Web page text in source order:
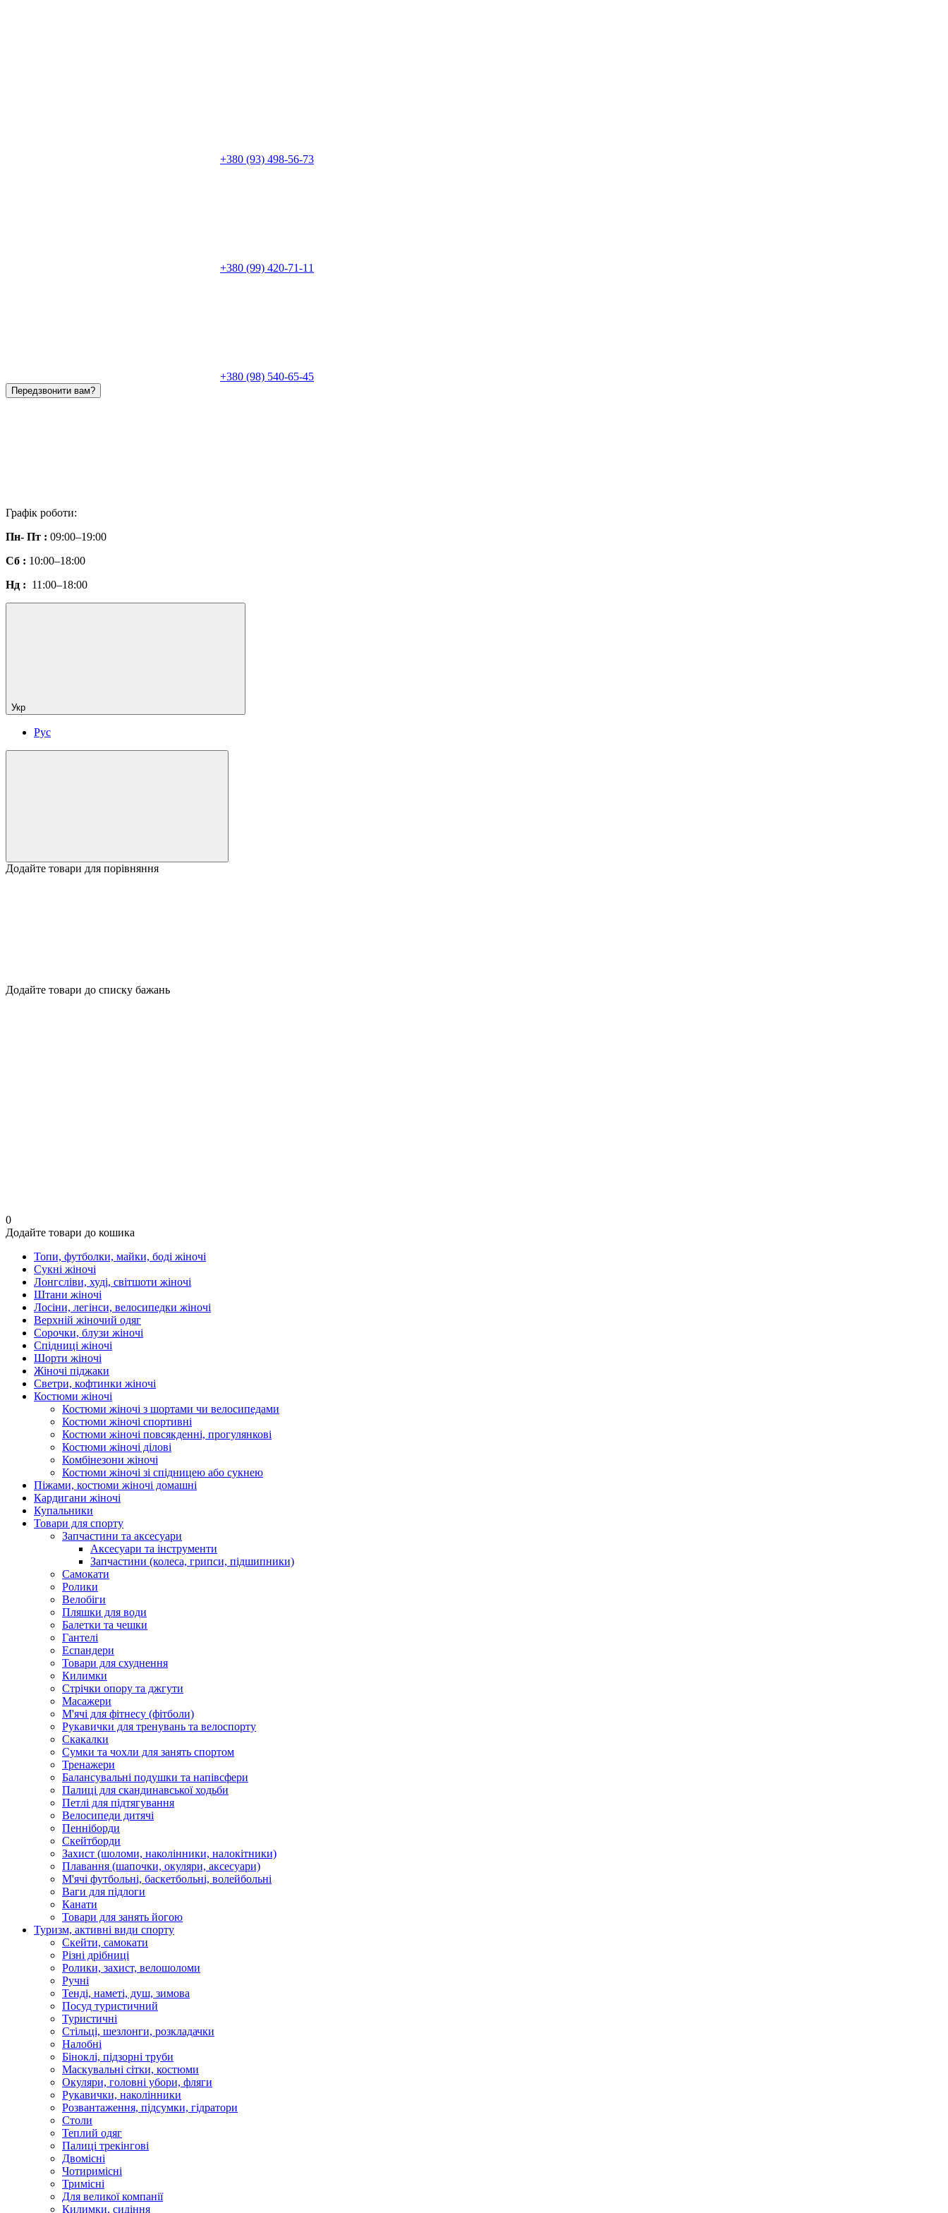
+380 (93) 498-56-73
+380 (99) 420-71-11
+380 (98) 540-65-45
Передзвонити вам?
Графік роботи:
Пн- Пт : 09:00–19:00
Сб : 10:00–18:00
Нд : 11:00–18:00
Укр
Рус
Додайте товари для порівняння
Додайте товари до списку бажань
0
Додайте товари до кошика
Топи, футболки, майки, боді жіночі
Сукні жіночі
Лонгсліви, худі, світшоти жіночі
Штани жіночі
Лосіни, легінси, велосипедки жіночі
Верхній жіночий одяг
Сорочки, блузи жіночі
Спідниці жіночі
Шорти жіночі
Жіночі піджаки
Светри, кофтинки жіночі
Костюми жіночі
Костюми жіночі з шортами чи велосипедами
Костюми жіночі спортивні
Костюми жіночі повсякденні, прогулянкові
Костюми жіночі ділові
Комбінезони жіночі
Костюми жіночі зі спідницею або сукнею
Піжами, костюми жіночі домашні
Кардигани жіночі
Купальники
Товари для спорту
Запчастини та аксесуари
Аксесуари та інструменти
Запчастини (колеса, грипси, підшипники)
Самокати
Ролики
Велобіги
Пляшки для води
Балетки та чешки
Гантелі
Еспандери
Товари для схуднення
Килимки
Стрічки опору та джгути
Масажери
М'ячі для фітнесу (фітболи)
Рукавички для тренувань та велоспорту
Скакалки
Сумки та чохли для занять спортом
Тренажери
Балансувальні подушки та напівсфери
Палиці для скандинавської ходьби
Петлі для підтягування
Велосипеди дитячі
Пенніборди
Скейтборди
Захист (шоломи, наколінники, налокітники)
Плавання (шапочки, окуляри, аксесуари)
М'ячі футбольні, баскетбольні, волейбольні
Ваги для підлоги
Канати
Товари для занять йогою
Туризм, активні види спорту
Скейти, самокати
Різні дрібниці
Ролики, захист, велошоломи
Ручні
Тенді, наметі, душ, зимова
Посуд туристичний
Туристичні
Стільці, шезлонги, розкладачки
Налобні
Біноклі, підзорні труби
Маскувальні сітки, костюми
Окуляри, головні убори, фляги
Рукавички, наколінники
Розвантаження, підсумки, гідратори
Столи
Теплий одяг
Палиці трекінгові
Двомісні
Чотиримісні
Тримісні
Для великої компанії
Килимки, сидіння